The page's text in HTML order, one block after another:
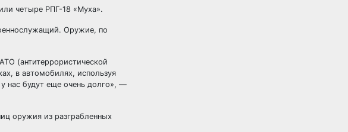
четыре РПГ-18 «Муха».
Оружие, по
(антитеррористической
в автомобилях, используя
нас будут еще очень долго», —
оружия из разграбленных